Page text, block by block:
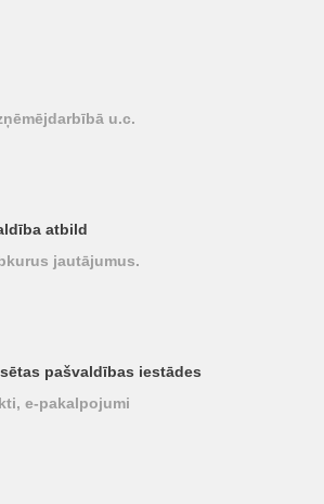
u.c.
atbild
jautājumus.
pašvaldības iestādes
e-pakalpojumi